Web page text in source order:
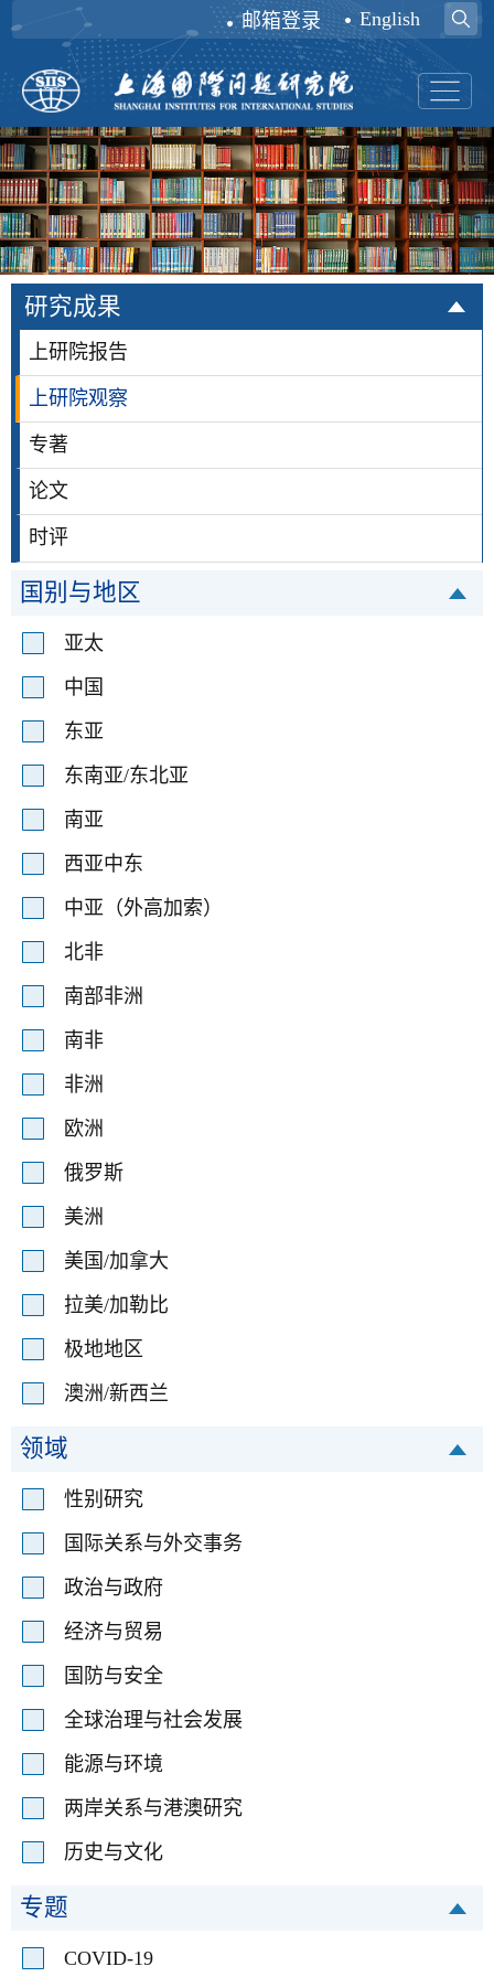
邮箱登录 English
研究成果
上研院报告
上研院观察
专著
论文
时评
国别与地区
亚太
中国
东亚
东南亚/东北亚
南亚
西亚中东
中亚（外高加索）
北非
南部非洲
南非
非洲
欧洲
俄罗斯
美洲
美国/加拿大
拉美/加勒比
极地地区
澳洲/新西兰
领域
性别研究
国际关系与外交事务
政治与政府
经济与贸易
国防与安全
全球治理与社会发展
能源与环境
两岸关系与港澳研究
历史与文化
专题
COVID-19